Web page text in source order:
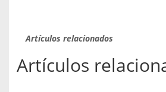
Artículos relacionados
Artículos